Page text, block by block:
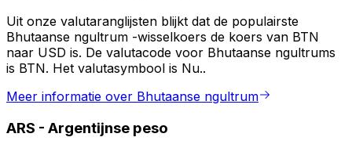
Uit onze valutaranglijsten blijkt dat de populairste
Bhutaanse ngultrum -wisselkoers de koers van BTN
naar USD is. De valutacode voor Bhutaanse ngultrums
is BTN. Het valutasymbool is Nu..
Meer informatie over Bhutaanse ngultrum
ARS - Argentijnse peso